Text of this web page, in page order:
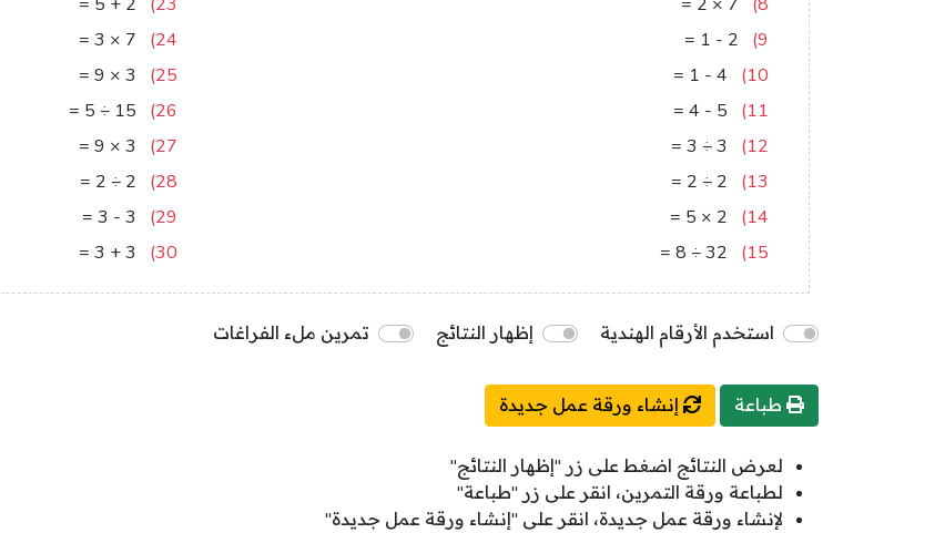
9)
2
-
1
=
10)
4
-
1
=
11)
5
-
4
=
12)
3
÷
3
=
13)
2
÷
2
=
14)
2
×
5
=
15)
32
÷
8
=
24)
7
×
3
=
25)
3
×
9
=
26)
15
÷
5
=
27)
3
×
9
=
28)
2
÷
2
=
29)
3
-
3
=
30)
3
+
3
=
استخدم الأرقام الهندية إظهار النتائج تمرين ملء الفراغات
طباعة إنشاء ورقة عمل جديدة
لعرض النتائج اضغط على زر "إظهار النتائج"
لطباعة ورقة التمرين، انقر على زر "طباعة"
لإنشاء ورقة عمل جديدة، انقر على "إنشاء ورقة عمل جديدة"